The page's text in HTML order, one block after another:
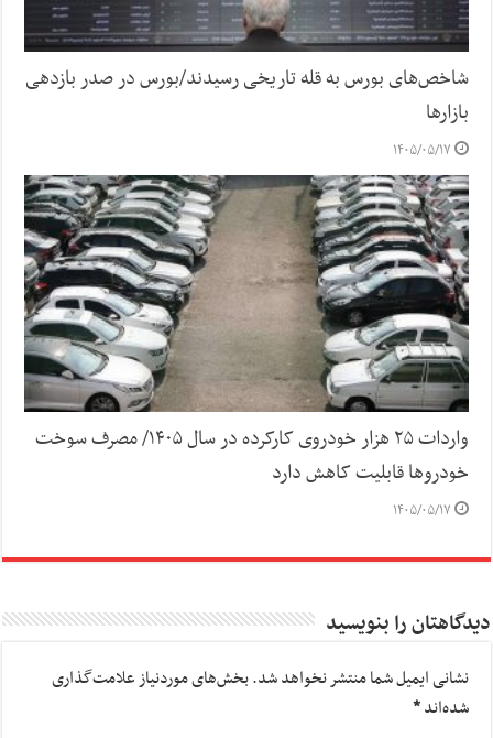
شاخص‌های بورس به قله تاریخی رسیدند/بورس در صدر بازدهی
بازارها
۱۴۰۵/۰۵/۱۷
واردات ۲۵ هزار خودروی کارکرده در سال ۱۴۰۵/ مصرف سوخت
خودرو‌ها قابلیت کاهش دارد
۱۴۰۵/۰۵/۱۷
دیدگاهتان را بنویسید
نشانی ایمیل شما منتشر نخواهد شد.بخش‌های موردنیاز علامت‌گذاری
شده‌اند*